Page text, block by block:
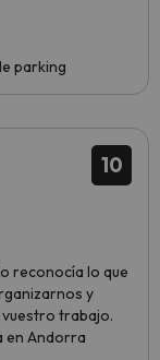
parking
10
reconocía lo que
y
trabajo.
en Andorra